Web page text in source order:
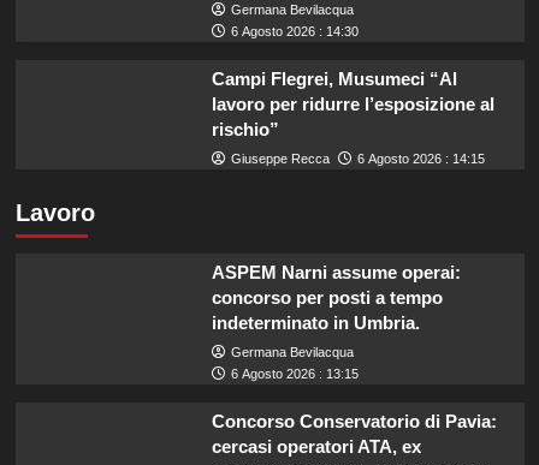
Germana Bevilacqua
6 Agosto 2026 : 14:30
Campi Flegrei, Musumeci “Al
lavoro per ridurre l’esposizione al
rischio”
Giuseppe Recca 6 Agosto 2026 : 14:15
Lavoro
ASPEM Narni assume operai:
concorso per posti a tempo
indeterminato in Umbria.
Germana Bevilacqua
6 Agosto 2026 : 13:15
Concorso Conservatorio di Pavia:
cercasi operatori ATA, ex